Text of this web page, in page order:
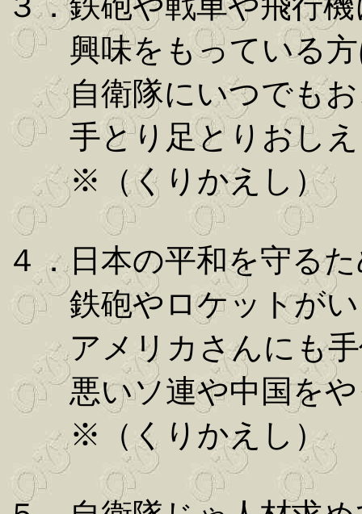
興味をもっている方
自衛隊にいつでもお
手とり足とりおしえ
※（くりかえし）
４．日本の平和を守る
鉄砲やロケットがい
アメリカさんにも手
悪いソ連や中国をや
※（くりかえし）